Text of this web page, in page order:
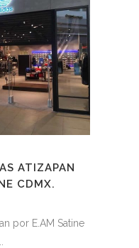
ATIZAPAN
CDMX.
por E.AM Satine